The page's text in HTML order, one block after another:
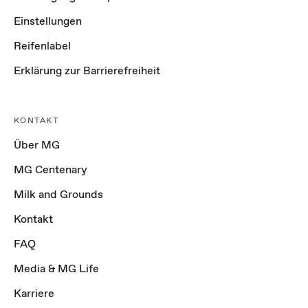
Einstellungen
Reifenlabel
Erklärung zur Barrierefreiheit
KONTAKT
Über MG
MG Centenary
Milk and Grounds
Kontakt
FAQ
Media & MG Life
Karriere